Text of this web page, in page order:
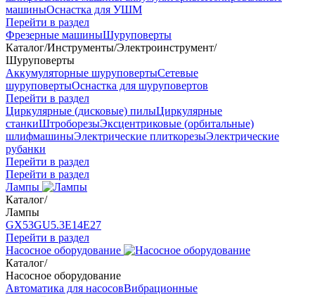
машиныОснастка для УШМ
Перейти в раздел
Фрезерные машиныШуруповерты
Каталог/Инструменты/Электроинструмент/
Шуруповерты
Аккумуляторные шуруповертыСетевые
шуруповертыОснастка для шуруповертов
Перейти в раздел
Циркулярные (дисковые) пилыЦиркулярные
станкиШтроборезыЭксцентриковые (орбитальные)
шлифмашиныЭлектрические плиткорезыЭлектрические
рубанки
Перейти в раздел
Перейти в раздел
Лампы
Каталог/
Лампы
GX53GU5.3Е14Е27
Перейти в раздел
Насосное оборудование
Каталог/
Насосное оборудование
Автоматика для насосовВибрационные